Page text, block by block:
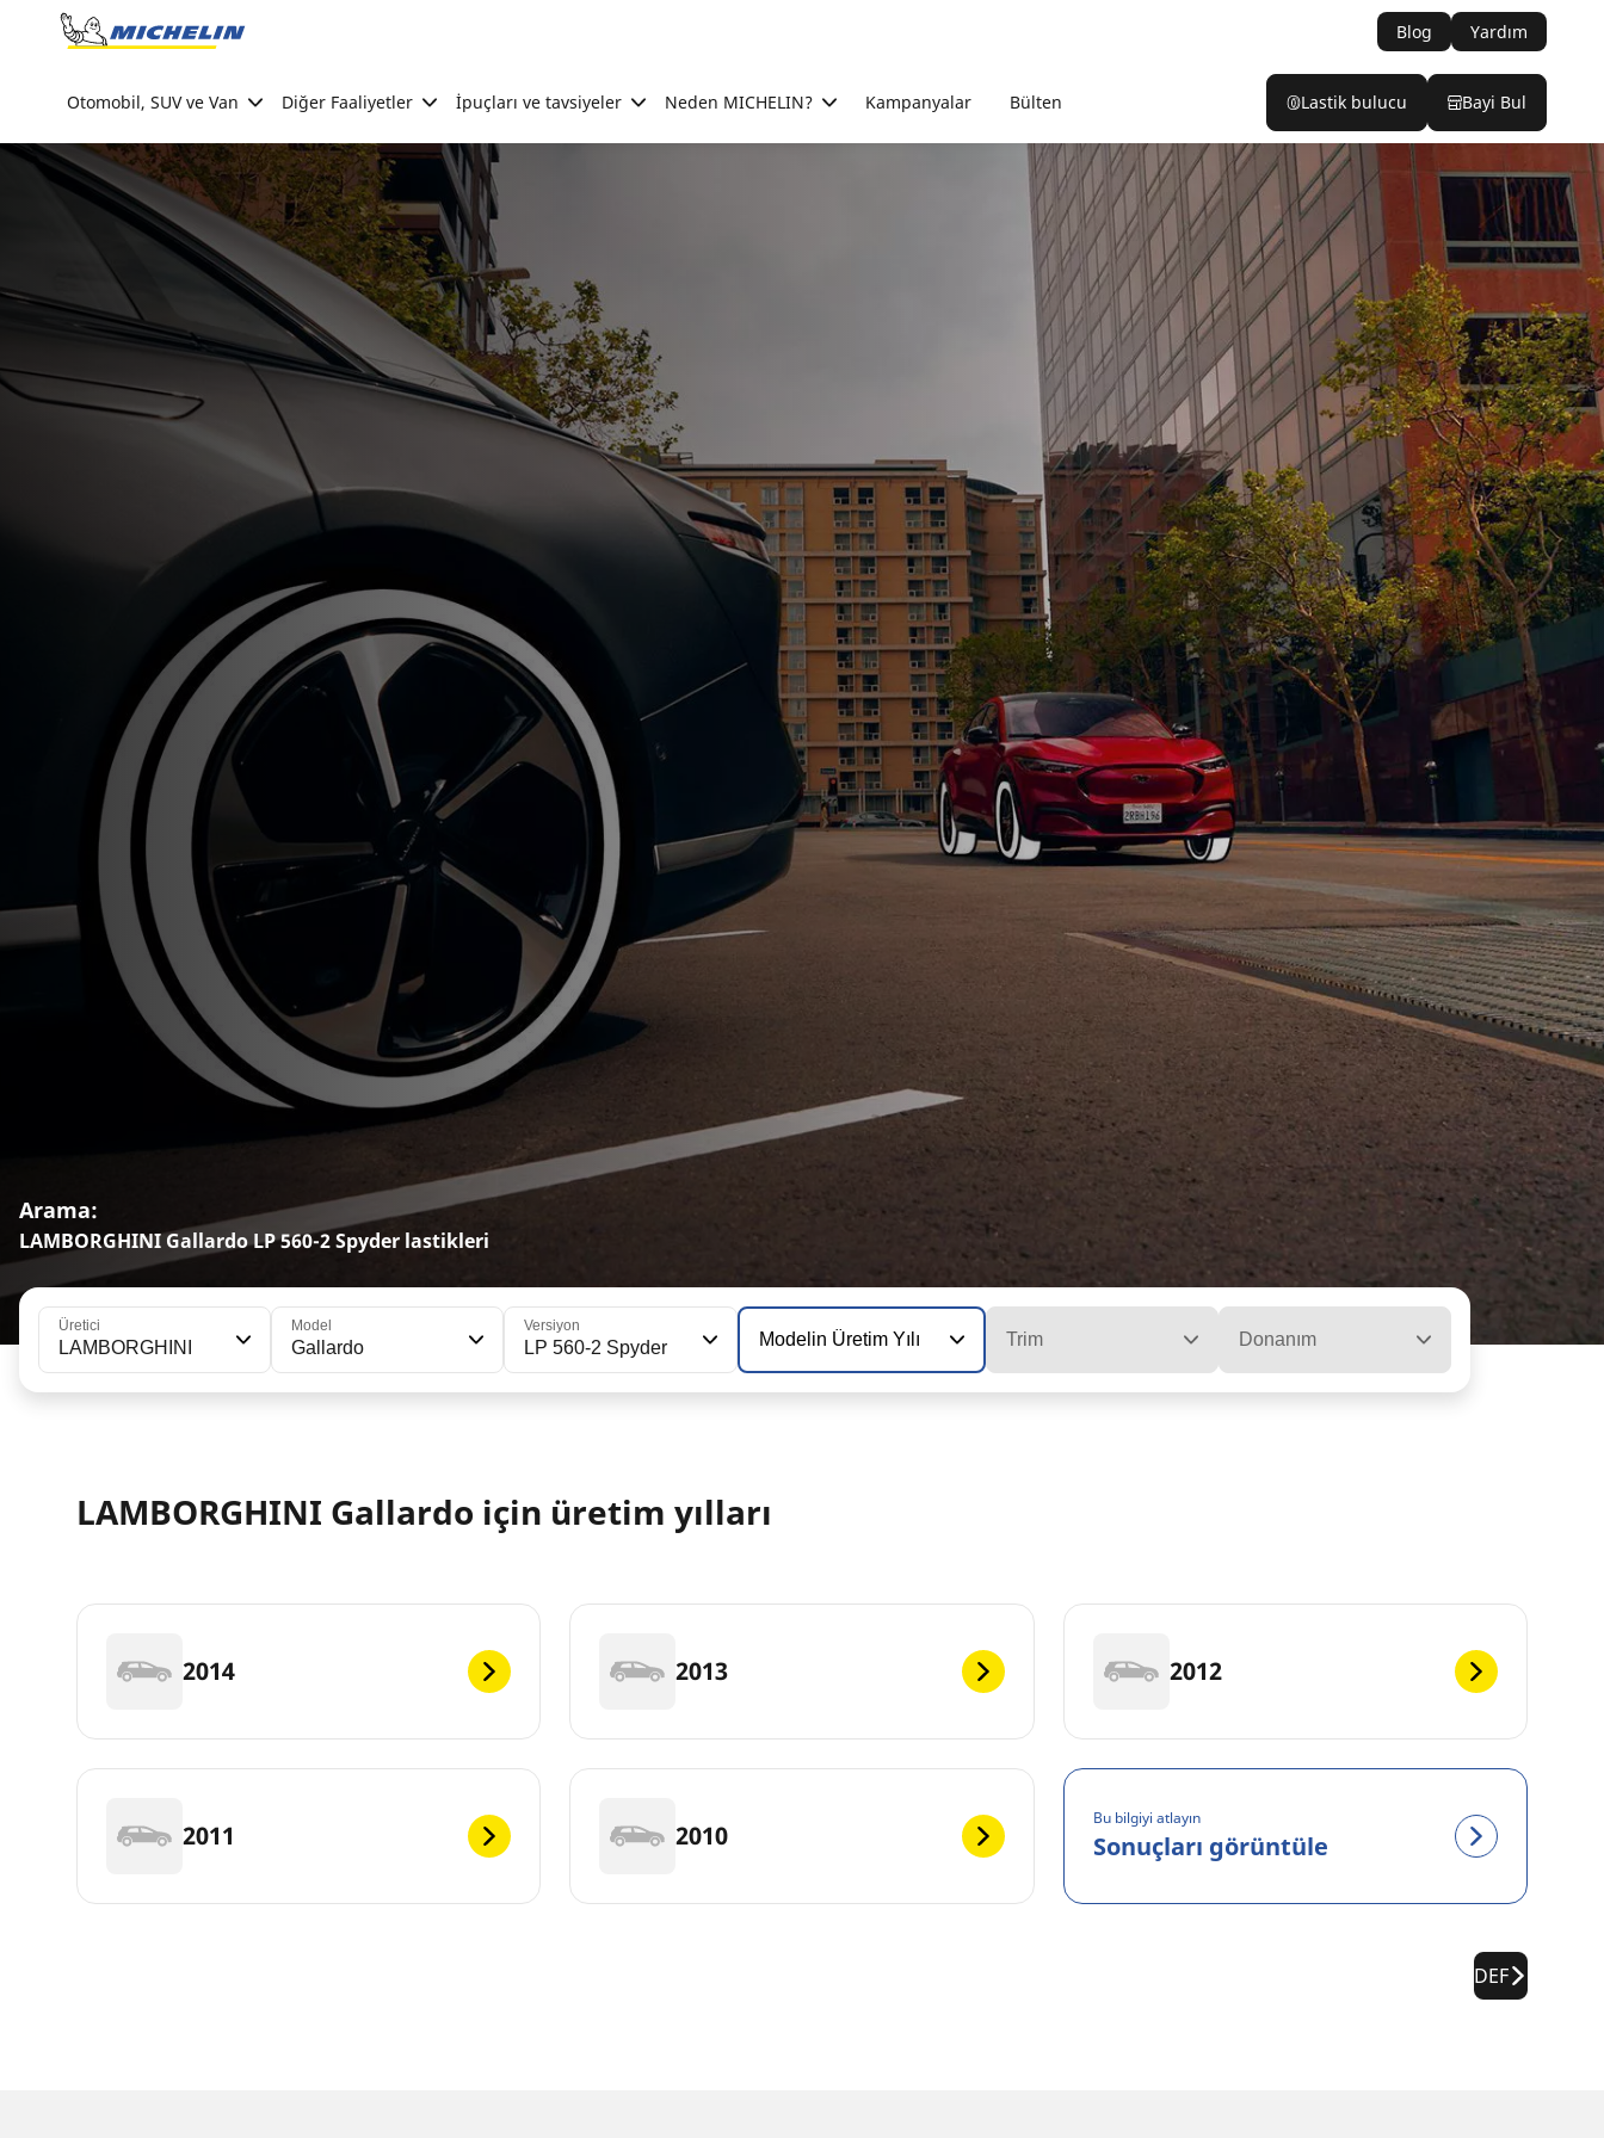
Go to page content
Blog Yardım
Otomobil, SUV ve Van Diğer Faaliyetler İpuçları ve tavsiyeler Neden MICHELIN? Kampanyalar Bülten Lastik bulucu Bayi Bul
Arama:
LAMBORGHINI Gallardo LP 560-2 Spyder lastikleri
Üretici
LAMBORGHINI
Model
Gallardo
Versiyon
LP 560-2 Spyder Modelin Üretim Yılı Trim Donanım
LAMBORGHINI Gallardo için üretim yılları
2014 2013 2012
2011 2010
Bu bilgiyi atlayın
Sonuçları görüntüle
DEF